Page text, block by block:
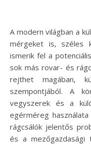
A modern világban a különböző vegyi anyagok, beleértve a
mérgeket is, széles
ismerik fel a
sok más rovar- és
rejthet magában,
szempontjából. A
vegyszerek és a
egérméreg
rágcsálók jelentős
és a mezőgazdasági